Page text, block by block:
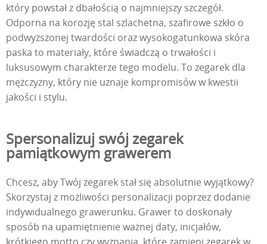
który powstał z dbałością o najmniejszy szczegół.
Odporna na korozję stal szlachetna, szafirowe szkło o
podwyższonej twardości oraz wysokogatunkowa skóra
paska to materiały, które świadczą o trwałości i
luksusowym charakterze tego modelu. To zegarek dla
mężczyzny, który nie uznaje kompromisów w kwestii
jakości i stylu.
Spersonalizuj swój zegarek
pamiątkowym grawerem
Chcesz, aby Twój zegarek stał się absolutnie wyjątkowy?
Skorzystaj z możliwości personalizacji poprzez dodanie
indywidualnego grawerunku. Grawer to doskonały
sposób na upamiętnienie ważnej daty, inicjałów,